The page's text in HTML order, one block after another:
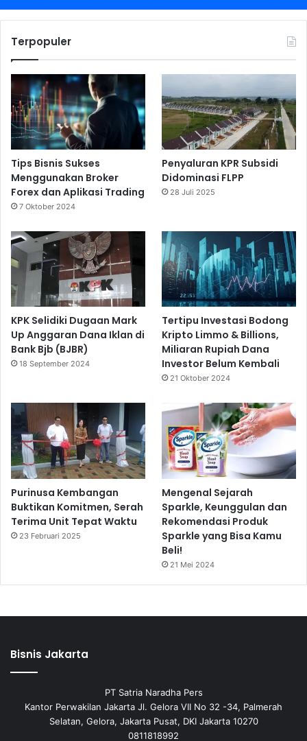
Terpopuler
Tips Bisnis Sukses
Menggunakan Broker
Forex dan Aplikasi Trading
7 Oktober 2024
Penyaluran KPR Subsidi
Didominasi FLPP
28 Juli 2025
KPK Selidiki Dugaan Mark
Up Anggaran Dana Iklan di
Bank Bjb (BJBR)
18 September 2024
Tertipu Investasi Bodong
Kripto Limmo & Billions,
Miliaran Rupiah Dana
Investor Belum Kembali
21 Oktober 2024
Purinusa Kembangan
Buktikan Komitmen, Serah
Terima Unit Tepat Waktu
23 Februari 2025
Mengenal Sejarah
Sparkle, Keunggulan dan
Rekomendasi Produk
Sparkle yang Bisa Kamu
Beli!
21 Mei 2024
Bisnis Jakarta
PT Satria Naradha Pers
Kantor Perwakilan Jakarta Jl. Gelora VII No 32 -34, Palmerah
Selatan, Gelora, Jakarta Pusat, DKI Jakarta 10270
0811818992